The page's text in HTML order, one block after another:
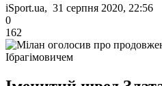
iSport.ua, 31 серпня 2020, 22:56
0
162